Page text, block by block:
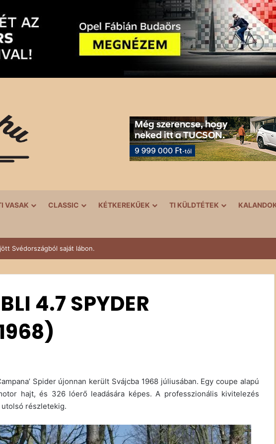
VASAK CLASSIC KÉTKEREKŰEK TI KÜLDTÉTEK
mondani
4.7 SPYDER
Spider újonnan került Svájcba 1968 júliusában. Egy coupe alapú
hajt, és 326 lóerő leadására képes. A professzionális kivitelezés
utolsó részletekig.